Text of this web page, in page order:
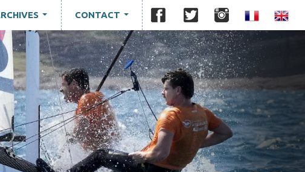
CONTACT